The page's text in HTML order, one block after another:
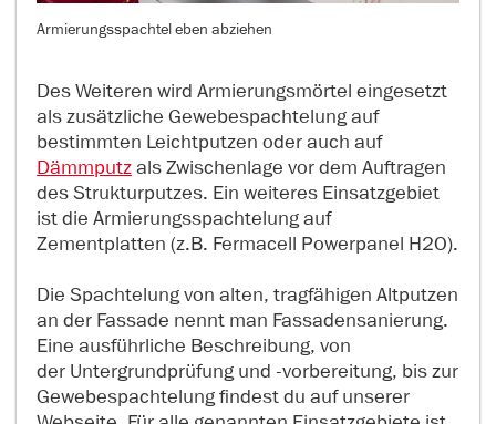
Armierungsspachtel eben abziehen
Des Weiteren wird Armierungsmörtel eingesetzt
als zusätzliche Gewebespachtelung auf
bestimmten Leichtputzen oder auch auf
Dämmputzals Zwischenlage vor dem Auftragen
des Strukturputzes. Ein weiteres Einsatzgebiet
ist die Armierungsspachtelung auf
Zementplatten (z.B. Fermacell Powerpanel H2O).
Die Spachtelung von alten, tragfähigen Altputzen
an der Fassade nennt man Fassadensanierung.
Eine ausführliche Beschreibung, von
der Untergrundprüfung und -vorbereitung, bis zur
Gewebespachtelung findest du auf unserer